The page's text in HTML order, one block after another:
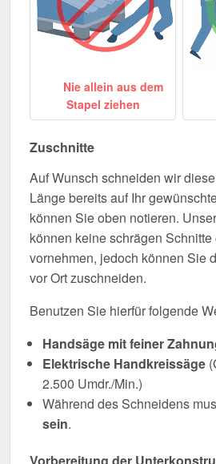
Nie allein aus dem
Stapel ziehen
Zuschnitte
Auf Wunsch schneiden wir
Länge bereits auf Ihr
können Sie oben notieren.
können keine schrägen
vornehmen, jedoch können Sie
vor Ort zuschneiden.
Benutzen Sie hierfür folgende
Handsäge mit feiner
Elektrische Handkreissäge
2.500 Umdr./Min.)
Während des Schneidens
sein.
Vorbereitung der